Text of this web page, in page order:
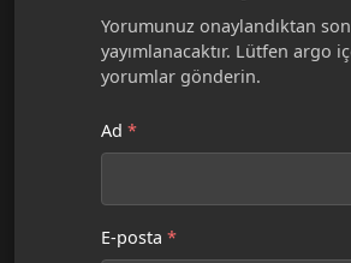
Yorumunuz onaylandıktan
yayımlanacaktır. Lütfen argo
yorumlar gönderin.
Ad *
E-posta *